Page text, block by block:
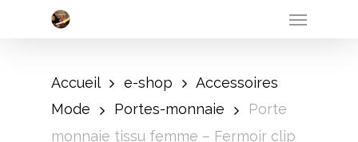
contentAccueil e-shop
Accessoires
Mode
Portes-monnaie
Porte
monnaie tissu femme – Fermoir clip